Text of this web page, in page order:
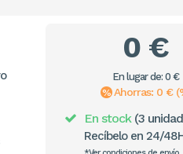
0 €
En lugar de: 0 €
Ahorras: 0 €
En stock (3
Recíbelo en 24/